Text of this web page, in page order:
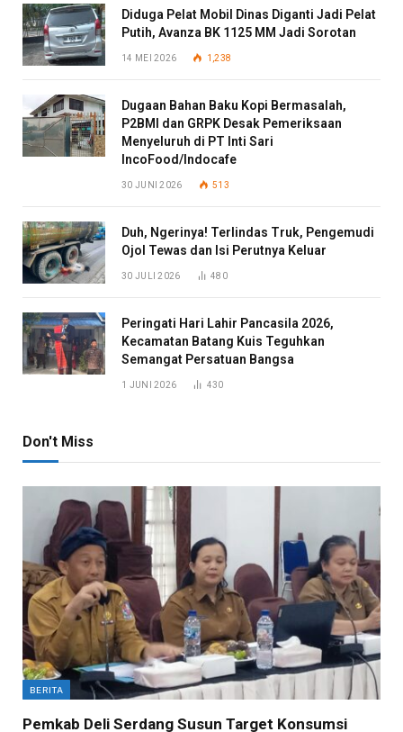
Diduga Pelat Mobil Dinas Diganti Jadi Pelat
Putih, Avanza BK 1125 MM Jadi Sorotan
14 MEI 2026 1,238
Dugaan Bahan Baku Kopi Bermasalah,
P2BMI dan GRPK Desak Pemeriksaan
Menyeluruh di PT Inti Sari
IncoFood/Indocafe
30 JUNI 2026 513
Duh, Ngerinya! Terlindas Truk, Pengemudi
Ojol Tewas dan Isi Perutnya Keluar
30 JULI 2026 480
Peringati Hari Lahir Pancasila 2026,
Kecamatan Batang Kuis Teguhkan
Semangat Persatuan Bangsa
1 JUNI 2026 430
Don't Miss
BERITA
Pemkab Deli Serdang Susun Target Konsumsi